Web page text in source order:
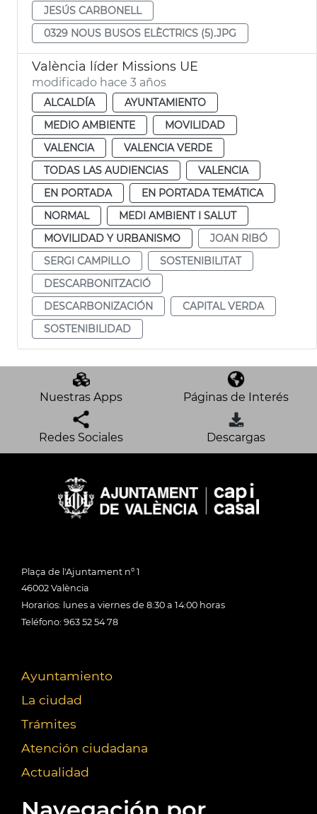
JESÚS CARBONELL
0329 NOUS BUSOS ELÈCTRICS (5).JPG
València líder Missions UE
modificado hace 3 años
ALCALDÍA
AYUNTAMIENTO
MEDIO AMBIENTE
MOVILIDAD
VALENCIA
VALENCIA VERDE
TODAS LAS AUDIENCIAS
VALENCIA
EN PORTADA
EN PORTADA TEMÁTICA
NORMAL
MEDI AMBIENT I SALUT
MOVILIDAD Y URBANISMO
JOAN RIBÓ
SERGI CAMPILLO
SOSTENIBILITAT
DESCARBONITZACIÓ
DESCARBONIZACIÓN
CAPITAL VERDA
SOSTENIBILIDAD
Nuestras Apps Páginas de Interés
Redes Sociales Descargas
Plaça de l'Ajuntament nº 1
46002 València
Horarios: lunes a viernes de 8:30 a 14:00 horas
Teléfono: 963 52 54 78
Ayuntamiento
La ciudad
Trámites
Atención ciudadana
Actualidad